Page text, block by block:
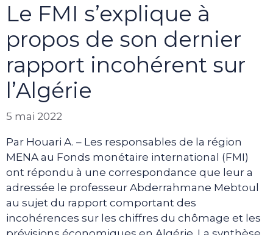
Le FMI s’explique à
propos de son dernier
rapport incohérent sur
l’Algérie
5 mai 2022
Par Houari A. – Les responsables de la région
MENA au Fonds monétaire international (FMI)
ont répondu à une correspondance que leur a
adressée le professeur Abderrahmane Mebtoul
au sujet du rapport comportant des
incohérences sur les chiffres du chômage et les